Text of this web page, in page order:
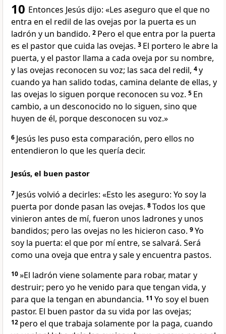
10 Entonces Jesús dijo: «Les aseguro que el que no
entra en el redil de las ovejas por la puerta es un
ladrón y un bandido. 2 Pero el que entra por la puerta
es el pastor que cuida las ovejas. 3 El portero le abre la
puerta, y el pastor llama a cada oveja por su nombre,
y las ovejas reconocen su voz; las saca del redil, 4y
cuando ya han salido todas, camina delante de ellas, y
las ovejas lo siguen porque reconocen su voz. 5 En
cambio, a un desconocido no lo siguen, sino que
huyen de él, porque desconocen su voz.»
6 Jesús les puso esta comparación, pero ellos no
entendieron lo que les quería decir.
Jesús, el buen pastor
7 Jesús volvió a decirles: «Esto les aseguro: Yo soy la
puerta por donde pasan las ovejas. 8Todos los que
vinieron antes de mí, fueron unos ladrones y unos
bandidos; pero las ovejas no les hicieron caso. 9Yo
soy la puerta: el que por mí entre, se salvará. Será
como una oveja que entra y sale y encuentra pastos.
10»El ladrón viene solamente para robar, matar y
destruir; pero yo he venido para que tengan vida, y
para que la tengan en abundancia. 11 Yo soy el buen
pastor. El buen pastor da su vida por las ovejas;
12 pero el que trabaja solamente por la paga, cuando